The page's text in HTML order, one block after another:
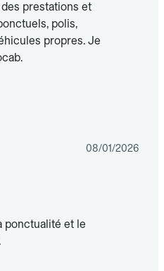
prestations et
polis,
propres. Je
08/01/2026
ponctualité et le